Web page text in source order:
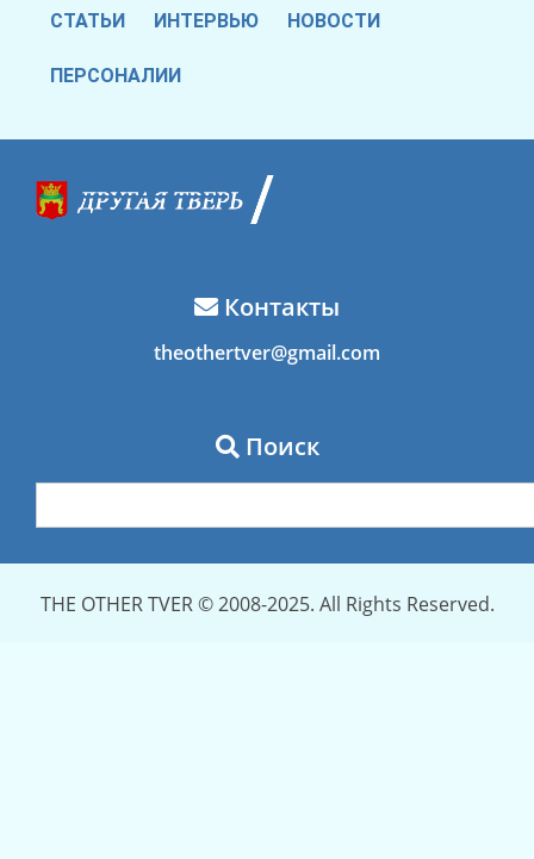
СТАТЬИ ИНТЕРВЬЮ НОВОСТИ
ПЕРСОНАЛИИ
Контакты
theothertver@gmail.com
Поиск
THE OTHER TVER © 2008-2025. All Rights Reserved.